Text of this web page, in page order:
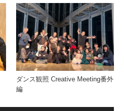
ダンス観照 Creative Meeting番外
編